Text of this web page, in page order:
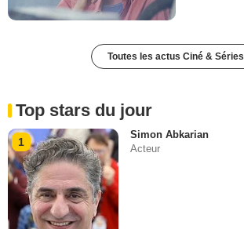
Toutes les actus Ciné & Séries
Top stars du jour
1
Simon Abkarian
Acteur